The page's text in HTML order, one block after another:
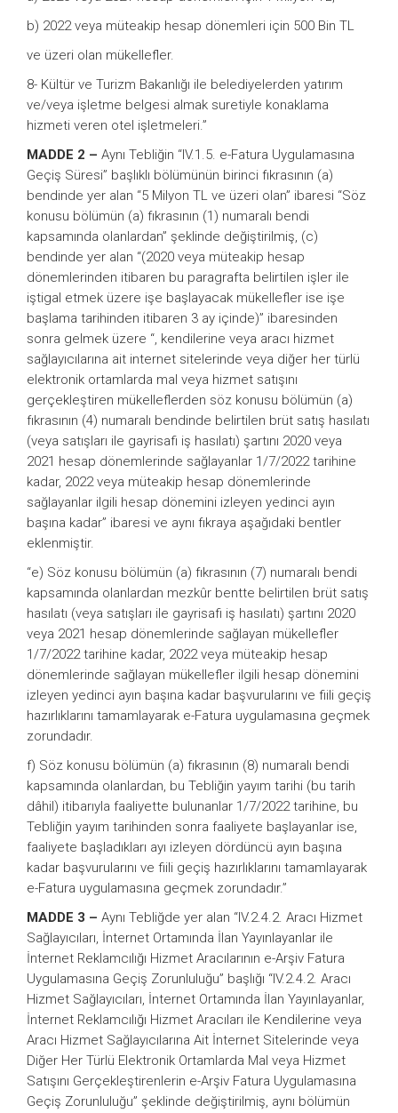
b) 2022 veya müteakip hesap dönemleri için 500 Bin TL
ve üzeri olan mükellefler.
8- Kültür ve Turizm Bakanlığı ile belediyelerden yatırım
ve/veya işletme belgesi almak suretiyle konaklama
hizmeti veren otel işletmeleri.”
MADDE 2 – Aynı Tebliğin “IV.1.5. e-Fatura Uygulamasına
Geçiş Süresi” başlıklı bölümünün birinci fıkrasının (a)
bendinde yer alan “5 Milyon TL ve üzeri olan” ibaresi “Söz
konusu bölümün (a) fıkrasının (1) numaralı bendi
kapsamında olanlardan” şeklinde değiştirilmiş, (c)
bendinde yer alan “(2020 veya müteakip hesap
dönemlerinden itibaren bu paragrafta belirtilen işler ile
iştigal etmek üzere işe başlayacak mükellefler ise işe
başlama tarihinden itibaren 3 ay içinde)” ibaresinden
sonra gelmek üzere “, kendilerine veya aracı hizmet
sağlayıcılarına ait internet sitelerinde veya diğer her türlü
elektronik ortamlarda mal veya hizmet satışını
gerçekleştiren mükelleflerden söz konusu bölümün (a)
fıkrasının (4) numaralı bendinde belirtilen brüt satış hasılatı
(veya satışları ile gayrisafi iş hasılatı) şartını 2020 veya
2021 hesap dönemlerinde sağlayanlar 1/7/2022 tarihine
kadar, 2022 veya müteakip hesap dönemlerinde
sağlayanlar ilgili hesap dönemini izleyen yedinci ayın
başına kadar” ibaresi ve aynı fıkraya aşağıdaki bentler
eklenmiştir.
“e) Söz konusu bölümün (a) fıkrasının (7) numaralı bendi
kapsamında olanlardan mezkûr bentte belirtilen brüt satış
hasılatı (veya satışları ile gayrisafi iş hasılatı) şartını 2020
veya 2021 hesap dönemlerinde sağlayan mükellefler
1/7/2022 tarihine kadar, 2022 veya müteakip hesap
dönemlerinde sağlayan mükellefler ilgili hesap dönemini
izleyen yedinci ayın başına kadar başvurularını ve fiili geçiş
hazırlıklarını tamamlayarak e-Fatura uygulamasına geçmek
zorundadır.
f) Söz konusu bölümün (a) fıkrasının (8) numaralı bendi
kapsamında olanlardan, bu Tebliğin yayım tarihi (bu tarih
dâhil) itibarıyla faaliyette bulunanlar 1/7/2022 tarihine, bu
Tebliğin yayım tarihinden sonra faaliyete başlayanlar ise,
faaliyete başladıkları ayı izleyen dördüncü ayın başına
kadar başvurularını ve fiili geçiş hazırlıklarını tamamlayarak
e-Fatura uygulamasına geçmek zorundadır.”
MADDE 3 – Aynı Tebliğde yer alan “IV.2.4.2. Aracı Hizmet
Sağlayıcıları, İnternet Ortamında İlan Yayınlayanlar ile
İnternet Reklamcılığı Hizmet Aracılarının e-Arşiv Fatura
Uygulamasına Geçiş Zorunluluğu” başlığı “IV.2.4.2. Aracı
Hizmet Sağlayıcıları, İnternet Ortamında İlan Yayınlayanlar,
İnternet Reklamcılığı Hizmet Aracıları ile Kendilerine veya
Aracı Hizmet Sağlayıcılarına Ait İnternet Sitelerinde veya
Diğer Her Türlü Elektronik Ortamlarda Mal veya Hizmet
Satışını Gerçekleştirenlerin e-Arşiv Fatura Uygulamasına
Geçiş Zorunluluğu” şeklinde değiştirilmiş, aynı bölümün